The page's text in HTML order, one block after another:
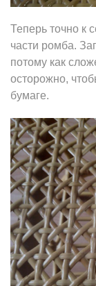
Теперь точно к
части ромба.
потому как
осторожно,
бумаге.